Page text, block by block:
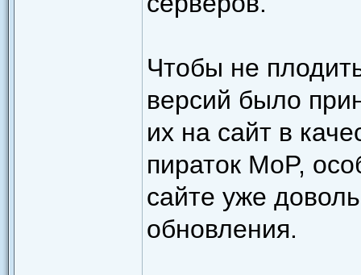
Чтобы не
версий было
их на сайт в
пираток MoP,
сайте уже
обновления.